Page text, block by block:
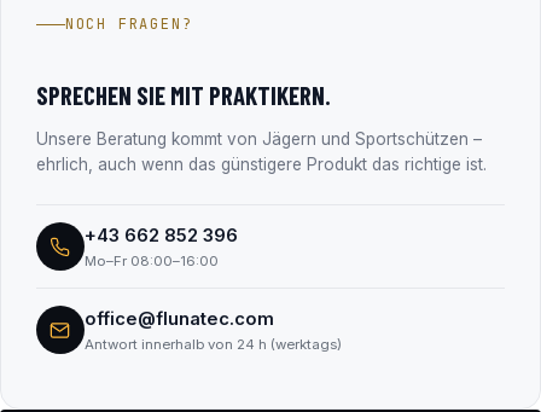
Salzburg). Alle Unternehmensdaten findest du transparent
NOCH FRAGEN?
SPRECHEN SIE MIT PRAKTIKERN.
Unsere Beratung kommt von Jägern und Sportschützen –
ehrlich, auch wenn das günstigere Produkt das richtige ist.
+43 662 852 396
Mo–Fr 08:00–16:00
office@flunatec.com
Antwort innerhalb von 24 h (werktags)